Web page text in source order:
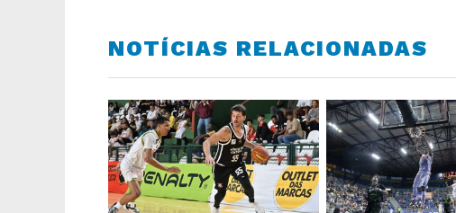
NOTÍCIAS RELACIONADAS